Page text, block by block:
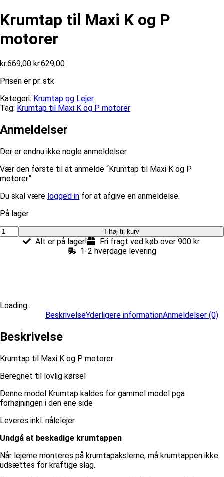
Krumtap til Maxi K og P
motorer
kr.669,00 Den
pris
kr.669,00.
kr.629,00Den
kr.629,00.
Prisen er pr. stk
Kategori: Krumtap og Lejer
Tag: Krumtap til Maxi K og P motorer
Anmeldelser
Der er endnu ikke nogle anmeldelser.
Vær den første til at anmelde “Krumtap til Maxi K og P
motorer”
Du skal være logged in for at afgive en anmeldelse.
På lager
Krumtap
til
Tilføj til kurv
Alt er på lager!
Fri fragt ved køb over 900 kr.
1-2 hverdage levering
Loading...
BeskrivelseYderligere informationAnmeldelser (0)
Beskrivelse
Krumtap til Maxi K og P motorer
Beregnet til lovlig kørsel
Denne model Krumtap kaldes for gammel model pga
forhøjningen i den ene side
Leveres inkl. nålelejer
Undgå at beskadige krumtappen
Når lejerne monteres på krumtapakslerne, må krumtappen ikke
udsættes for kraftige slag.